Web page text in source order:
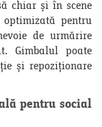
chiar și în scene
pentru
de urmărire
Gimbalul poate
și repoziționare
pentru social